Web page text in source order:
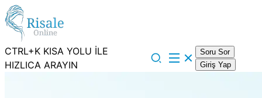
CTRL+K KISA YOLU İLE
HIZLICA ARAYIN
Soru Sor
Giriş Yap